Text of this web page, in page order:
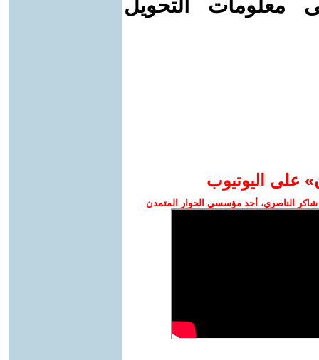
معلومات التحويل
على اليوتيوب
الناصري، أحد مؤسسي الحوار المتمدن